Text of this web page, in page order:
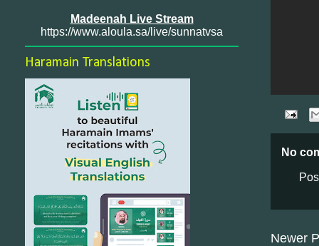
No
Newer
Madeenah Live Stream
https://www.aloula.sa/live/sunnatvsa
Haramain Translations